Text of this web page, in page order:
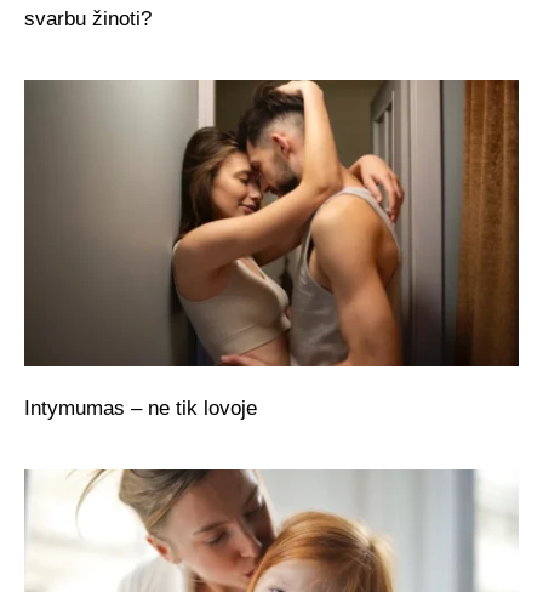
svarbu žinoti?
Intymumas – ne tik lovoje